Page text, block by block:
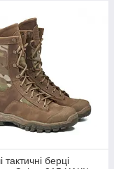
тактичні берці